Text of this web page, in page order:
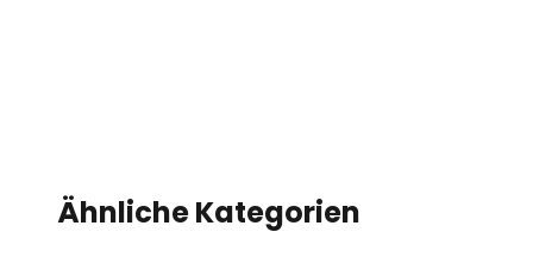
Ähnliche Kategorien